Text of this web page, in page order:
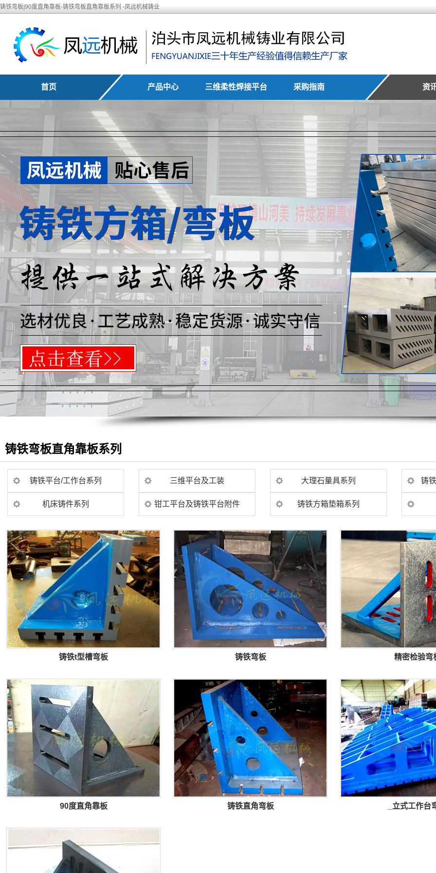
铸铁弯板|90度直角靠板-铸铁弯板直角靠板系列 -凤远机械铸业
首页 产品中心 三维柔性焊接平台 采购指南 资
铸铁弯板直角靠板系列
铸铁平台/工作台系列 三维平台及工装 大理石量具系列 铸
机床铸件系列 钳工平台及铸铁平台附件 铸铁方箱垫箱系列
铸铁t型槽弯板 铸铁弯板 精密检验弯
90度直角靠板 铸铁直角弯板 _立式工作台